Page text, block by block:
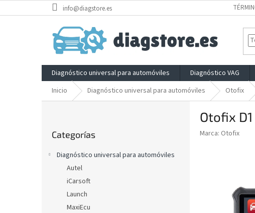
al
info@diagstore.es
Diagnóstico universal para automóviles Diagnóstico VAG
Inicio
Diagnóstico universal para automóviles Otofix
categorías
Categorías
Diagnóstico universal para automóviles
Autel
iCarsoft
Launch
MaxiEcu
Otofix
Marca: Otofix